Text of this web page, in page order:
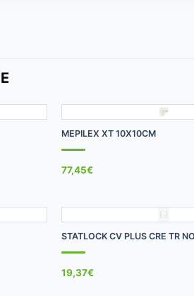
MEPILEX XT 10X10CM
77,45€
STATLOCK CV PLUS CRE TR NO
19,37€